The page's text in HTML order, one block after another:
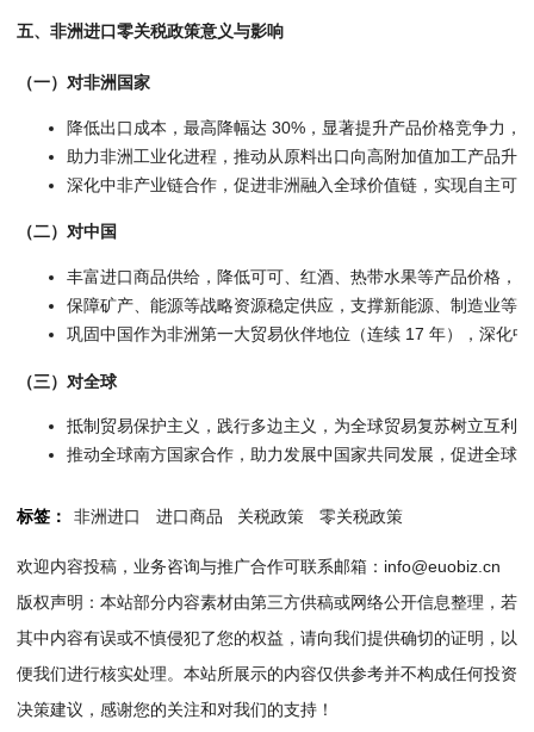
五、非洲进口零关税政策意义与影响
（一）对非洲国家
降低出口成本，最高降幅达 30%，显著提升产品价格竞争力，
助力非洲工业化进程，推动从原料出口向高附加值加工产品升
深化中非产业链合作，促进非洲融入全球价值链，实现自主可
（二）对中国
丰富进口商品供给，降低可可、红酒、热带水果等产品价格，
保障矿产、能源等战略资源稳定供应，支撑新能源、制造业等
巩固中国作为非洲第一大贸易伙伴地位（连续 17 年），深化
（三）对全球
抵制贸易保护主义，践行多边主义，为全球贸易复苏树立互利
推动全球南方国家合作，助力发展中国家共同发展，促进全球
标签： 非洲进口 进口商品 关税政策 零关税政策
欢迎内容投稿，业务咨询与推广合作可联系邮箱：info@euobiz.cn
版权声明：本站部分内容素材由第三方供稿或网络公开信息整理，若
其中内容有误或不慎侵犯了您的权益，请向我们提供确切的证明，以
便我们进行核实处理。本站所展示的内容仅供参考并不构成任何投资
决策建议，感谢您的关注和对我们的支持！